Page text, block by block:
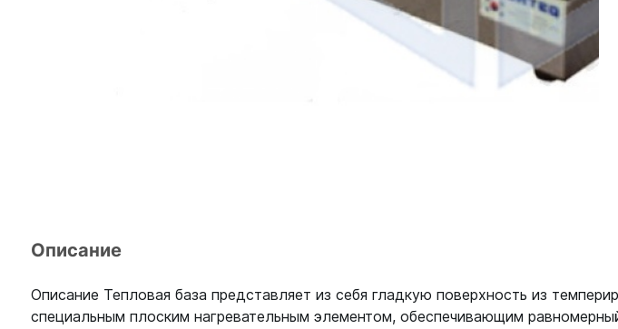
Описание
Описание Тепловая база представляет из себя гладкую поверхность из
специальным плоским нагревательным элементом, обеспечивающим